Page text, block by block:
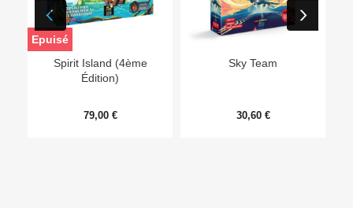
Spirit Island (4ème
Édition)
79,00 €
Epuisé
Sky Team
30,60 €